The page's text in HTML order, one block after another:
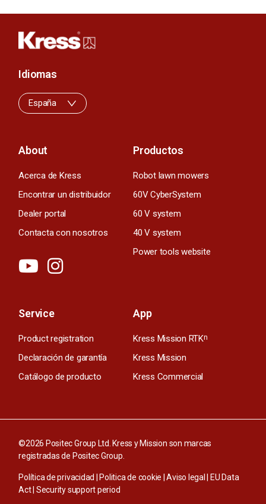
About
Acerca de Kress
Encontrar un distribuidor
Dealer portal
Contacta con nosotros
Productos
Robot lawn mowers
60V CyberSystem
60 V system
40 V system
Power tools website
Service
Product registration
Declaración de garantía
Catálogo de producto
App
Kress Mission RTKn
Kress Mission
Kress Commercial
Idiomas
España
©2026 Positec Group Ltd. Kress y Mission son marcas
registradas de Positec Group.
Política de privacidad Politica de cookie |Aviso legal
EU Data
Act| Security support period